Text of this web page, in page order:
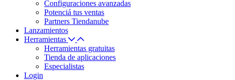
Configuraciones avanzadas
Potenciá tus ventas
Partners Tiendanube
Lanzamientos
Herramientas
Herramientas gratuitas
Tienda de aplicaciones
Especialistas
Login